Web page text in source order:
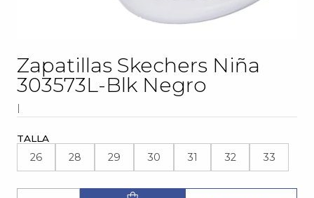
Zapatillas Skechers Niña
303573L-Blk Negro
|
TALLA
26 28 29 30 31 32 33